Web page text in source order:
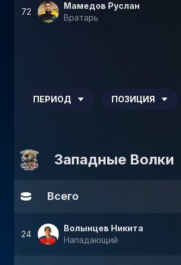
72
Мамедов Руслан
Вратарь
ПЕРИОД ПОЗИЦИЯ
Западные Волки
Всего
24
Волынцев Никита
Нападающий